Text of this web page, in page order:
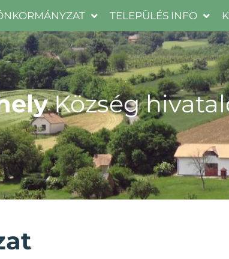
TELEPÜLÉS INFO
Község